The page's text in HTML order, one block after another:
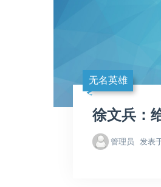
无名英雄
徐文兵：
管理员 发表